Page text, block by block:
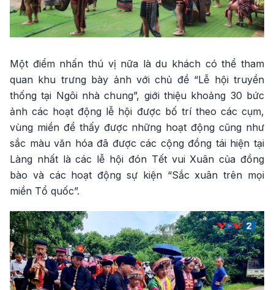
Một điểm nhấn thú vị nữa là du khách có thể tham
quan khu trưng bày ảnh với chủ đề “Lễ hội truyền
thống tại Ngôi nhà chung”, giới thiệu khoảng 30 bức
ảnh các hoạt động lễ hội được bố trí theo các cụm,
vùng miền để thấy được những hoạt động cũng như
sắc màu văn hóa đã được các cộng đồng tái hiện tại
Làng nhất là các lễ hội đón Tết vui Xuân của đồng
bào và các hoạt động sự kiện “Sắc xuân trên mọi
miền Tổ quốc”.